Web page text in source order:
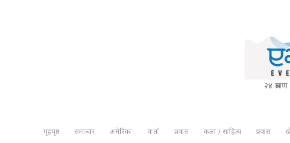
२४
गृहपृष्ठ समाचार अमेरिका वार्ता प्रवास कला / साहित्य प्रवास